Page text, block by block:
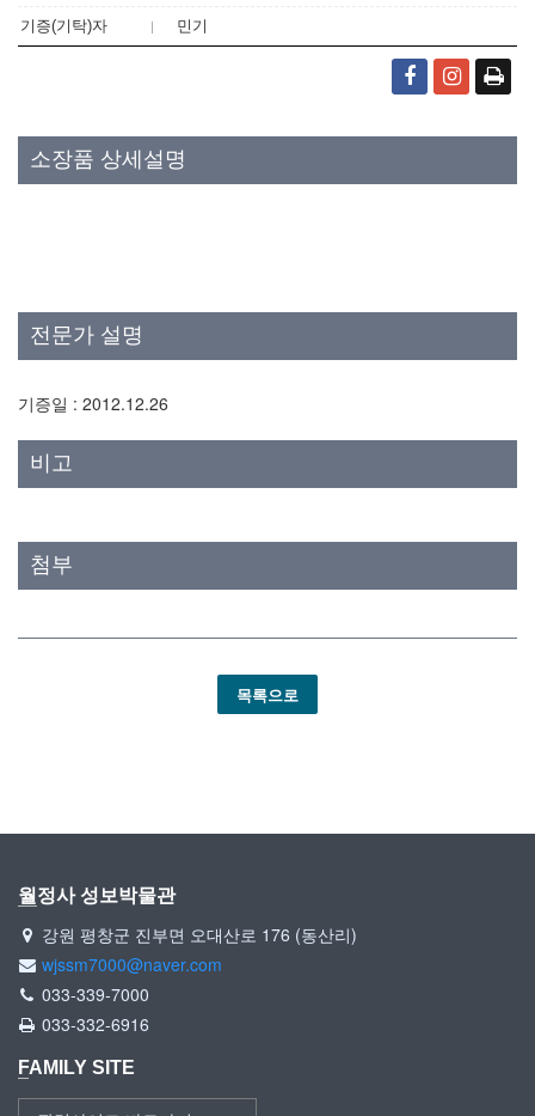
기증(기탁)자 민기
소장품 상세설명
전문가 설명
기증일 : 2012.12.26
비고
첨부
목록으로
월정사 성보박물관
강원 평창군 진부면 오대산로 176 (동산리)
wjssm7000@naver.com
033-339-7000
033-332-6916
FAMILY SITE